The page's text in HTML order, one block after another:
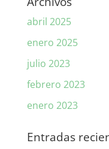
abril 2025
enero 2025
julio 2023
febrero 2023
enero 2023
Entradas